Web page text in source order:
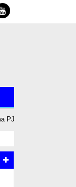
Jalin Sinergi Dengan